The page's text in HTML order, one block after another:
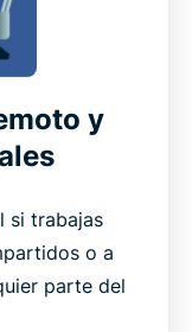
y
si trabajas
o a
parte del